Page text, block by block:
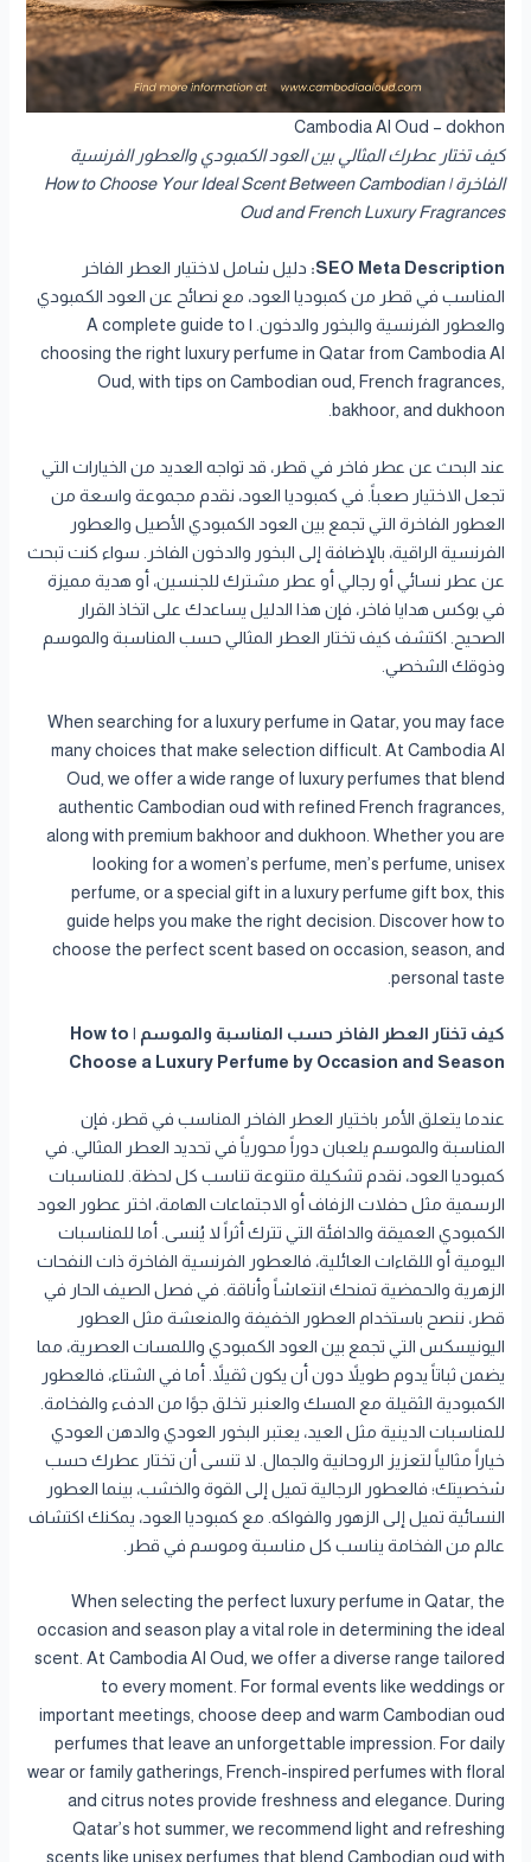
Cambodia Al Oud – dokhon
كيف تختار عطرك المثالي بين العود الكمبودي والعطور الفرنسية
الفاخرة | How to Choose Your Ideal Scent Between Cambodian
Oud and French Luxury Fragrances
SEO Meta Description: دليل شامل لاختيار العطر الفاخر
المناسب في قطر من كمبوديا العود، مع نصائح عن العود الكمبودي
والعطور الفرنسية والبخور والدخون. | A complete guide to
choosing the right luxury perfume in Qatar from Cambodia Al
Oud, with tips on Cambodian oud, French fragrances,
bakhoor, and dukhoon.
عند البحث عن عطر فاخر في قطر، قد تواجه العديد من الخيارات التي
تجعل الاختيار صعباً. في كمبوديا العود، نقدم مجموعة واسعة من
العطور الفاخرة التي تجمع بين العود الكمبودي الأصيل والعطور
الفرنسية الراقية، بالإضافة إلى البخور والدخون الفاخر. سواء كنت تبحث
عن عطر نسائي أو رجالي أو عطر مشترك للجنسين، أو هدية مميزة
في بوكس هدايا فاخر، فإن هذا الدليل يساعدك على اتخاذ القرار
الصحيح. اكتشف كيف تختار العطر المثالي حسب المناسبة والموسم
وذوقك الشخصي.
When searching for a luxury perfume in Qatar, you may face
many choices that make selection difficult. At Cambodia Al
Oud, we offer a wide range of luxury perfumes that blend
authentic Cambodian oud with refined French fragrances,
along with premium bakhoor and dukhoon. Whether you are
looking for a women’s perfume, men’s perfume, unisex
perfume, or a special gift in a luxury perfume gift box, this
guide helps you make the right decision. Discover how to
choose the perfect scent based on occasion, season, and
personal taste.
كيف تختار العطر الفاخر حسب المناسبة والموسم | How to
Choose a Luxury Perfume by Occasion and Season
عندما يتعلق الأمر باختيار العطر الفاخر المناسب في قطر، فإن
المناسبة والموسم يلعبان دوراً محورياً في تحديد العطر المثالي. في
كمبوديا العود، نقدم تشكيلة متنوعة تناسب كل لحظة. للمناسبات
الرسمية مثل حفلات الزفاف أو الاجتماعات الهامة، اختر عطور العود
الكمبودي العميقة والدافئة التي تترك أثراً لا يُنسى. أما للمناسبات
اليومية أو اللقاءات العائلية، فالعطور الفرنسية الفاخرة ذات النفحات
الزهرية والحمضية تمنحك انتعاشاً وأناقة. في فصل الصيف الحار في
قطر، ننصح باستخدام العطور الخفيفة والمنعشة مثل العطور
اليونيسكس التي تجمع بين العود الكمبودي واللمسات العصرية، مما
يضمن ثباتاً يدوم طويلاً دون أن يكون ثقيلاً. أما في الشتاء، فالعطور
الكمبودية الثقيلة مع المسك والعنبر تخلق جوًا من الدفء والفخامة.
للمناسبات الدينية مثل العيد، يعتبر البخور العودي والدهن العودي
خياراً مثالياً لتعزيز الروحانية والجمال. لا تنسى أن تختار عطرك حسب
شخصيتك؛ فالعطور الرجالية تميل إلى القوة والخشب، بينما العطور
النسائية تميل إلى الزهور والفواكه. مع كمبوديا العود، يمكنك اكتشاف
عالم من الفخامة يناسب كل مناسبة وموسم في قطر.
When selecting the perfect luxury perfume in Qatar, the
occasion and season play a vital role in determining the ideal
scent. At Cambodia Al Oud, we offer a diverse range tailored
to every moment. For formal events like weddings or
important meetings, choose deep and warm Cambodian oud
perfumes that leave an unforgettable impression. For daily
wear or family gatherings, French-inspired perfumes with floral
and citrus notes provide freshness and elegance. During
Qatar’s hot summer, we recommend light and refreshing
scents like unisex perfumes that blend Cambodian oud with